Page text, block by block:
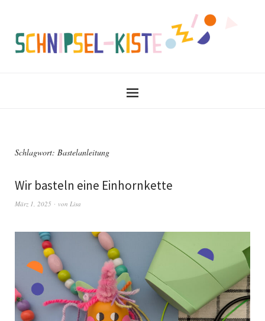
Schlagwort: Bastelanleitung
Wir basteln eine Einhornkette
März 1, 2025 von Lisa